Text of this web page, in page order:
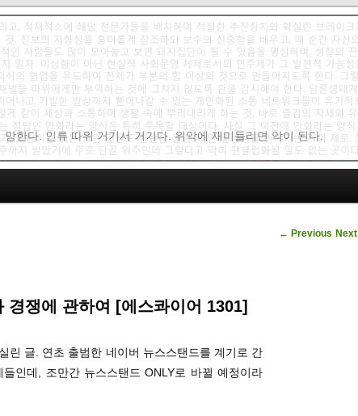
한다. 인류 따위 거기서 거기다. 위악에 재미들리면 악이 된다.
Post navigation
← Previous Next
경쟁에 관하여 [에스콰이어 1301]
린 글. 연초 출범한 네이버 뉴스스탠드를 계기로 간
인데, 조만간 뉴스스탠드 ONLY로 바뀔 예정이라